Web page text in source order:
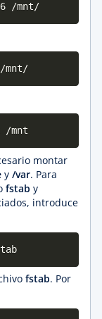
/mnt/
/mnt/
/mnt
montar
y /var. Para
fstab y
introduce
fstab. Por